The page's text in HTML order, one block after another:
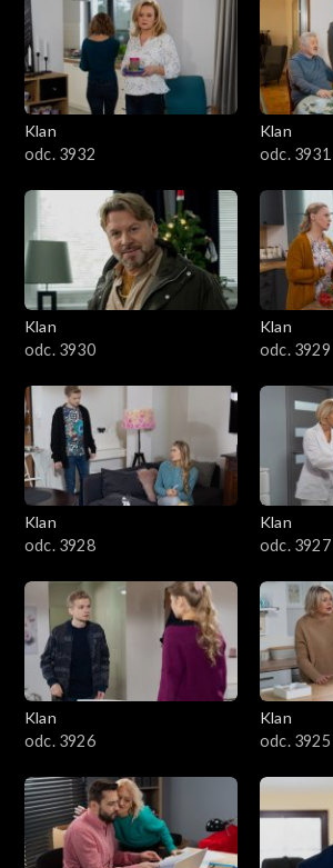
Klan
odc. 3932
Klan
odc. 3931
Klan
odc. 3930
Klan
odc. 3929
Klan
odc. 3928
Klan
odc. 3927
Klan
odc. 3926
Klan
odc. 3925